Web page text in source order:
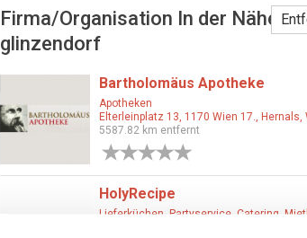
Firma/Organisation In der Nähe
glinzendorf
Bartholomäus Apotheke
Apotheken
Elterleinplatz 13, 1170 Wien 17.,
5587.82 km entfernt
HolyRecipe
Lieferküchen, Partyservice, Catering,